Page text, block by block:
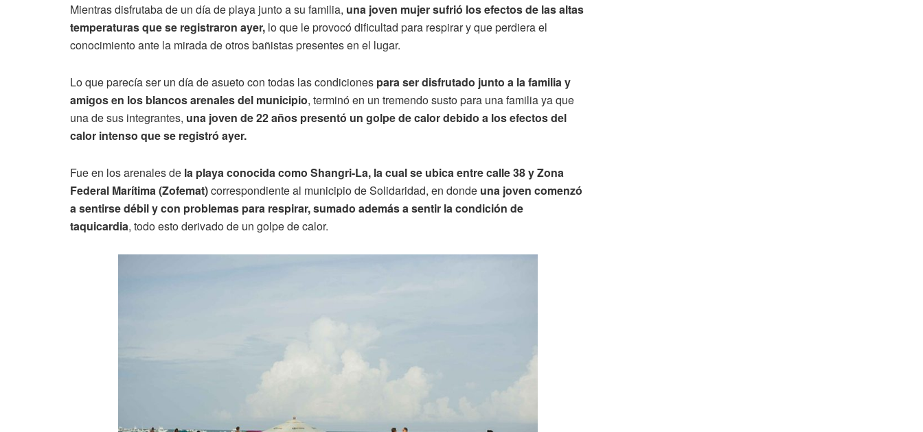
Mientras disfrutaba de un día de playa junto a su familia, una joven mujer sufrió los efectos de las altas
temperaturas que se registraron ayer, lo que le provocó dificultad para respirar y que perdiera el
conocimiento ante la mirada de otros bañistas presentes en el lugar.
Lo que parecía ser un día de asueto con todas las condiciones para ser disfrutado junto a la familia y
amigos en los blancos arenales del municipio, terminó en un tremendo susto para una familia ya que
una de sus integrantes, una joven de 22 años presentó un golpe de calor debido a los efectos del
calor intenso que se registró ayer.
Fue en los arenales de la playa conocida como Shangri-La, la cual se ubica entre calle 38 y Zona
Federal Marítima (Zofemat)correspondiente al municipio de Solidaridad, en donde una joven comenzó
a sentirse débil y con problemas para respirar, sumado además a sentir la condición de
taquicardia, todo esto derivado de un golpe de calor.